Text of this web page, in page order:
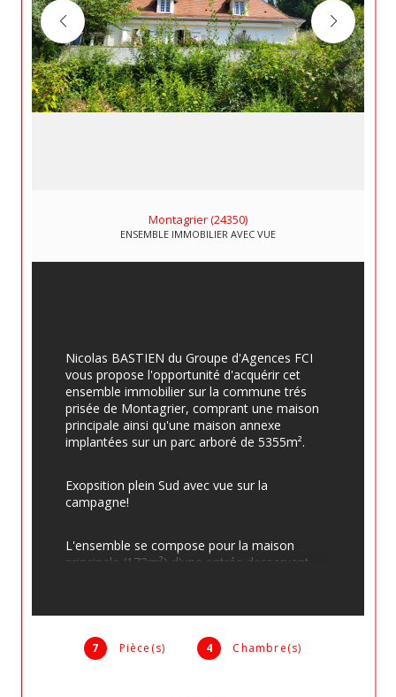
Montagrier (24350)
ENSEMBLE IMMOBILIER AVEC VUE
7 Pièce(s) 4 Chambre(s)
Nicolas BASTIEN du Groupe d'Agences FCI
vous propose l'opportunité d'acquérir cet
ensemble immobilier sur la commune trés
prisée de Montagrier, comprant une maison
principale ainsi qu'une maison annexe
implantées sur un parc arboré de 5355m².
Exopsition plein Sud avec vue sur la
campagne!
L'ensemble se compose pour la maison
principale (172m²) d'une entrée desservant
de chaussée, un palier desservant deux
une salle d'eau à l'étage, un garage ne rez de
jardin.